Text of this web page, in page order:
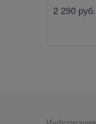
2 290 руб.